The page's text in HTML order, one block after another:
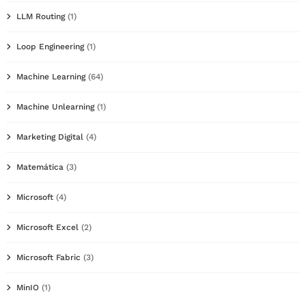
LLM Routing(1)
Loop Engineering(1)
Machine Learning(64)
Machine Unlearning(1)
Marketing Digital (4)
Matemática (3)
Microsoft (4)
Microsoft Excel (2)
Microsoft Fabric (3)
MinIO (1)